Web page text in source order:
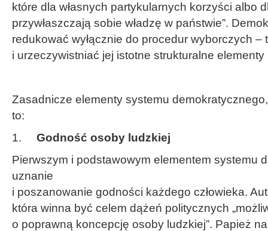
które dla własnych partykularnych korzyści albo
przywłaszczają sobie władzę w państwie”.
redukować wyłącznie do procedur wyborczych –
i urzeczywistniać jej istotne strukturalne elementy
Zasadnicze elementy systemu demokratycznego,
to:
1. Godność osoby ludzkiej
Pierwszym i podstawowym elementem systemu
uznanie
i poszanowanie godności każdego człowieka.
która winna być celem dążeń politycznych
o poprawną koncepcję osoby ludzkiej”. Papież